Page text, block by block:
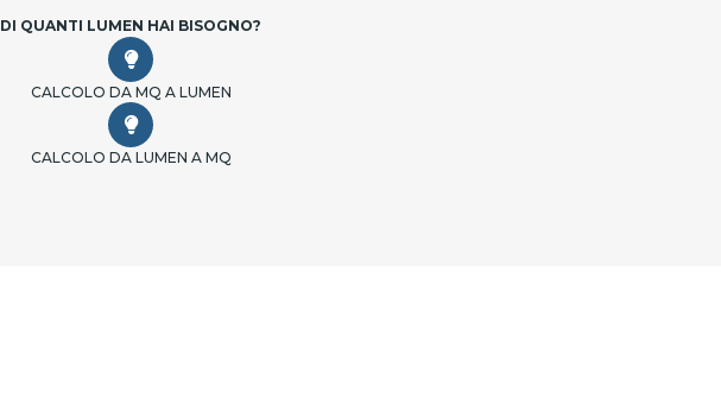
DI QUANTI LUMEN HAI BISOGNO?
CALCOLO DA MQ A LUMEN
CALCOLO DA LUMEN A MQ